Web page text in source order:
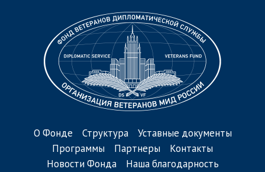
О Фонде Структура
Уставные документы
Программы
Партнеры
Контакты
Новости Фонда
Наша благодарность